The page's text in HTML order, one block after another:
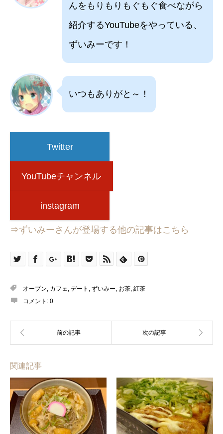
んをもりもりもぐもぐ食べながら
紹介するYouTubeをやっている、
ずいみーです！
いつもありがと～！
Twitter
YouTubeチャンネル
instagram
⇒ずいみーさんが登場する他の記事はこちら
オープン カフェ デート ずいみー お茶 紅茶
コメント: 0
関連記事